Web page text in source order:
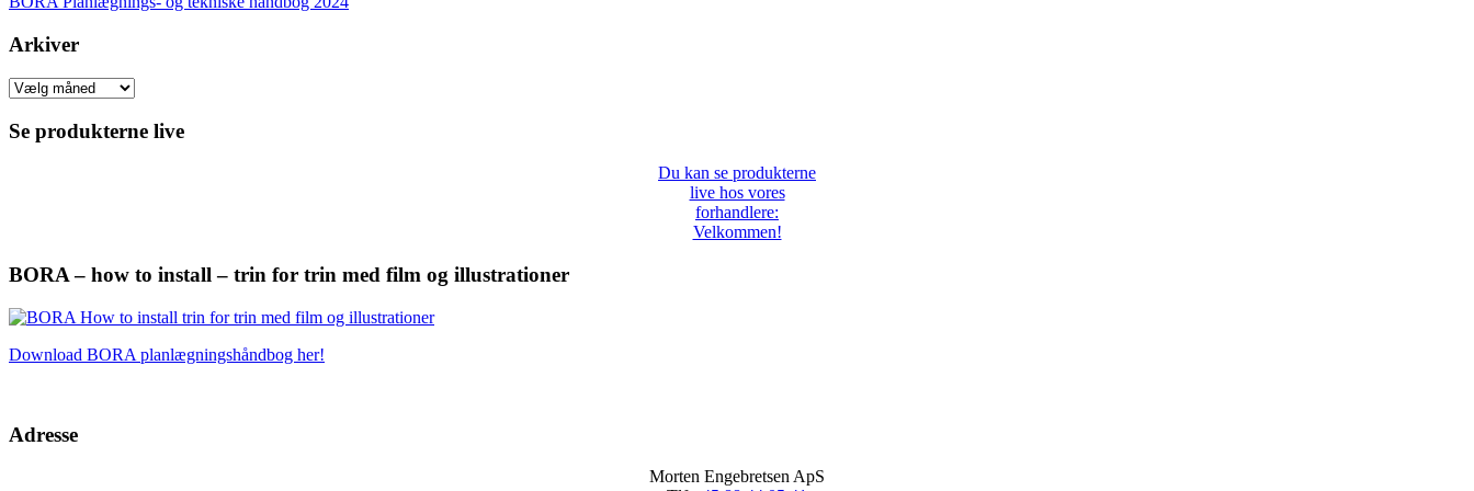
Arkiver
Arkiver
Se produkterne live
Du kan se produkterne
live hos vores
forhandlere:
Velkommen!
BORA – how to install – trin for trin med film og illustrationer
Download BORA planlægningshåndbog her!
Adresse
Morten Engebretsen ApS